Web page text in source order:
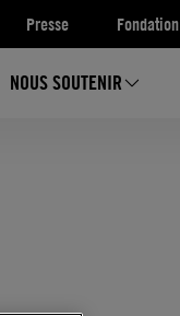
Presse Fondation
NOUS SOUTENIR